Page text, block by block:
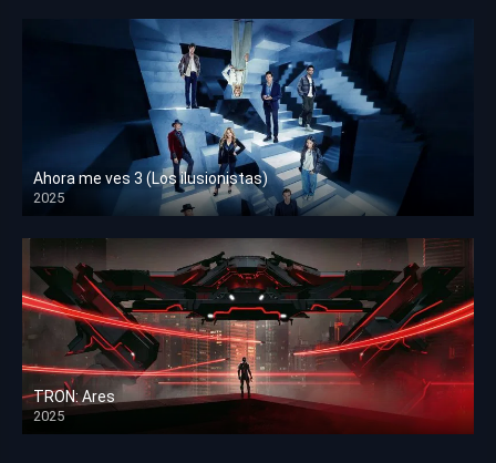
Ahora me ves 3 (Los ilusionistas)
2025
HD 1080p
TRON: Ares
2025
HD 1080p